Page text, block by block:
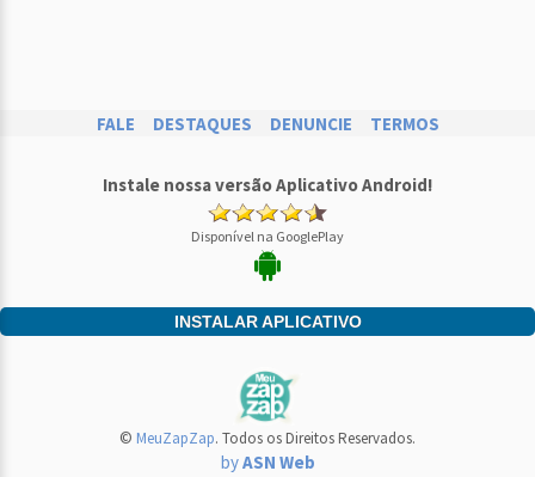
FALE DESTAQUES DENUNCIE TERMOS
Instale nossa versão Aplicativo Android!
Disponível na GooglePlay
INSTALAR APLICATIVO
© MeuZapZap. Todos os Direitos Reservados.
byASN Web